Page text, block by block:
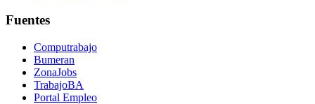
Fuentes
Computrabajo
Bumeran
ZonaJobs
TrabajoBA
Portal Empleo